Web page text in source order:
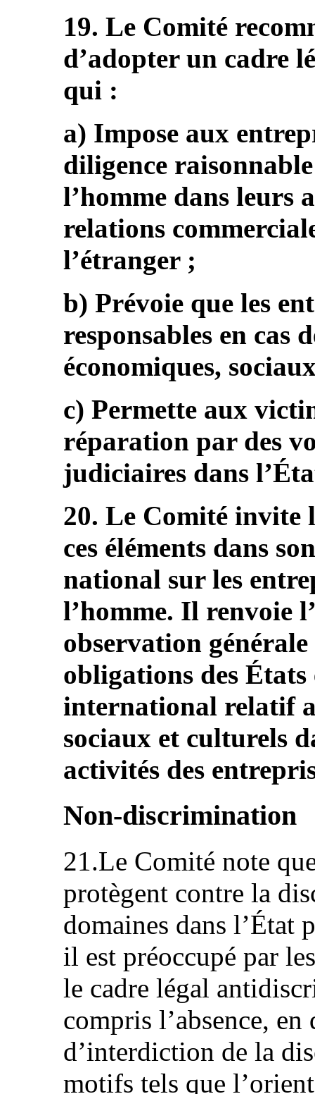
19. Le Comité
d’adopter un cadre
qui :
a) Impose aux
diligence
l’homme dans leurs
relations
l’étranger ;
b) Prévoie que les
responsables en cas
économiques,
c) Permette aux
réparation par des
judiciaires dans
20. Le Comité invite
ces éléments dans
national sur les
l’homme. Il renvoie
observation
obligations des
international relatif
sociaux et culturels
activités des
Non-discrimination
21.Le Comité note
protègent contre la
domaines dans l’État
il est préoccupé par
le cadre légal
compris l’absence,
d’interdiction de la
motifs tels que